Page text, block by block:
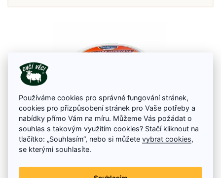
Bylinná mast Třezalka tečkovaná, 150 ml
Bylinná mast z třezalky tečkované je vhodná pro regeneraci suché a
popraskané pokožky
Používáme cookies pro správné fungování stránek,
cookies pro přizpůsobení stránek pro Vaše potřeby a
nabídky přímo Vám na míru. Můžeme Vás požádat o
souhlas s takovým využitím cookies? Stačí kliknout na
tlačítko: „Souhlasím“, nebo si můžetevybrat cookies,
se kterými souhlasíte.